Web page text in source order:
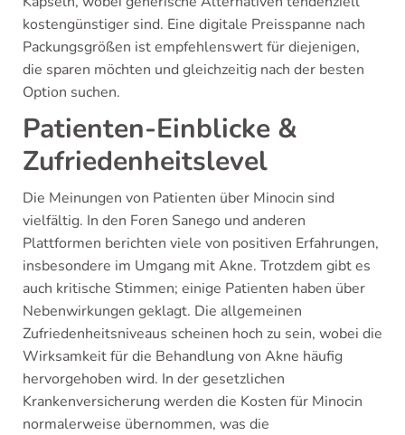
kostengünstiger sind. Eine digitale Preisspanne nach
Packungsgrößen ist empfehlenswert für diejenigen,
die sparen möchten und gleichzeitig nach der besten
Option suchen.
Patienten-Einblicke &
Zufriedenheitslevel
Die Meinungen von Patienten über Minocin sind
vielfältig. In den Foren Sanego und anderen
Plattformen berichten viele von positiven Erfahrungen,
insbesondere im Umgang mit Akne. Trotzdem gibt es
auch kritische Stimmen; einige Patienten haben über
Nebenwirkungen geklagt. Die allgemeinen
Zufriedenheitsniveaus scheinen hoch zu sein, wobei die
Wirksamkeit für die Behandlung von Akne häufig
hervorgehoben wird. In der gesetzlichen
Krankenversicherung werden die Kosten für Minocin
normalerweise übernommen, was die